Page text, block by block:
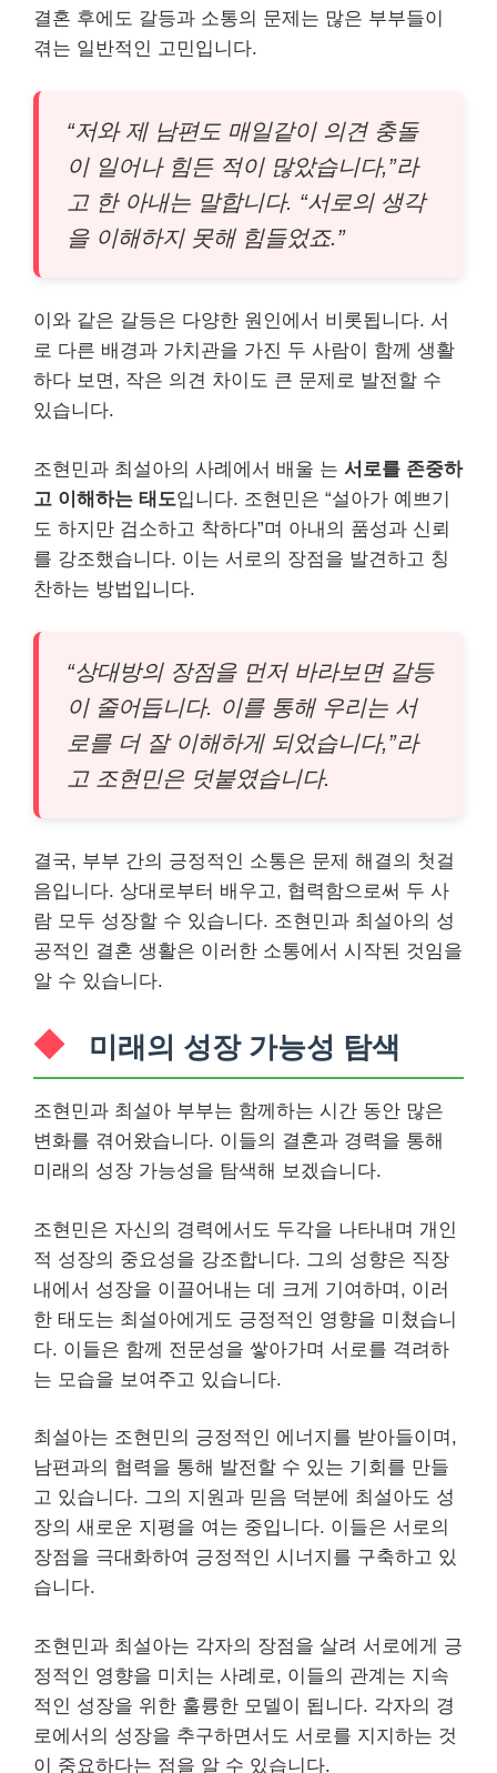
결혼 후에도 갈등과 소통의 문제는 많은 부부들이
겪는 일반적인 고민입니다.
“저와 제 남편도 매일같이 의견 충돌
이 일어나 힘든 적이 많았습니다,”라
고 한 아내는 말합니다. “서로의 생각
을 이해하지 못해 힘들었죠.”
이와 같은 갈등은 다양한 원인에서 비롯됩니다. 서
로 다른 배경과 가치관을 가진 두 사람이 함께 생활
하다 보면, 작은 의견 차이도 큰 문제로 발전할 수
있습니다.
조현민과 최설아의 사례에서 배울 는 서로를 존중하
고 이해하는 태도입니다. 조현민은 “설아가 예쁘기
도 하지만 검소하고 착하다”며 아내의 품성과 신뢰
를 강조했습니다. 이는 서로의 장점을 발견하고 칭
찬하는 방법입니다.
“상대방의 장점을 먼저 바라보면 갈등
이 줄어듭니다. 이를 통해 우리는 서
로를 더 잘 이해하게 되었습니다,”라
고 조현민은 덧붙였습니다.
결국, 부부 간의 긍정적인 소통은 문제 해결의 첫걸
음입니다. 상대로부터 배우고, 협력함으로써 두 사
람 모두 성장할 수 있습니다. 조현민과 최설아의 성
공적인 결혼 생활은 이러한 소통에서 시작된 것임을
알 수 있습니다.
미래의 성장 가능성 탐색
조현민과 최설아 부부는 함께하는 시간 동안 많은
변화를 겪어왔습니다. 이들의 결혼과 경력을 통해
미래의 성장 가능성을 탐색해 보겠습니다.
조현민은 자신의 경력에서도 두각을 나타내며 개인
적 성장의 중요성을 강조합니다. 그의 성향은 직장
내에서 성장을 이끌어내는 데 크게 기여하며, 이러
한 태도는 최설아에게도 긍정적인 영향을 미쳤습니
다. 이들은 함께 전문성을 쌓아가며 서로를 격려하
는 모습을 보여주고 있습니다.
최설아는 조현민의 긍정적인 에너지를 받아들이며,
남편과의 협력을 통해 발전할 수 있는 기회를 만들
고 있습니다. 그의 지원과 믿음 덕분에 최설아도 성
장의 새로운 지평을 여는 중입니다. 이들은 서로의
장점을 극대화하여 긍정적인 시너지를 구축하고 있
습니다.
조현민과 최설아는 각자의 장점을 살려 서로에게 긍
정적인 영향을 미치는 사례로, 이들의 관계는 지속
적인 성장을 위한 훌륭한 모델이 됩니다. 각자의 경
로에서의 성장을 추구하면서도 서로를 지지하는 것
이 중요하다는 점을 알 수 있습니다.